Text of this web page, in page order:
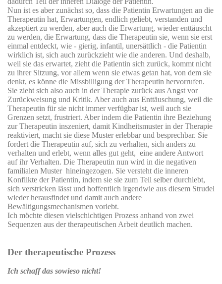
Nun ist es aber zunächst so, dass die Patientin Erwartungen an die
Therapeutin hat, Erwartungen, endlich geliebt, verstanden und
akzeptiert zu werden, aber auch die Erwartung, wieder enttäuscht
zu werden, die Erwartung, dass die Therapeutin sie, wenn sie erst
einmal entdeckt, wie - gierig, infantil, unersättlich - die Patientin
wirklich ist, sich auch zurückzieht wie die anderen. Und deshalb,
weil sie das erwartet, zieht die Patientin sich zurück, kommt nicht
zu ihrer Sitzung, vor allem wenn sie etwas getan hat, von dem sie
denkt, es könne die Missbilligung der Therapeutin hervorrufen.
Sie zieht sich also auch in der Therapie zurück aus Angst vor
Zurückweisung und Kritik. Aber auch aus Enttäuschung, weil die
Therapeutin für sie nicht immer verfügbar ist, weil auch sie
Grenzen setzt, frustriert. Aber indem die Patientin ihre Beziehung
zur Therapeutin inszeniert, damit Kindheitsmuster in der Therapie
reaktiviert, macht sie diese Muster erlebbar und besprechbar. Sie
fordert die Therapeutin auf, sich zu verhalten, sich anders zu
verhalten und erlebt, wenn alles gut geht, eine andere Antwort
auf ihr Verhalten. Die Therapeutin nun wird in die negativen
familialen Muster hineingezogen. Sie versteht die inneren
Konflikte der Patientin, indem sie sie zum Teil selber durchlebt,
sich verstricken lässt und hoffentlich irgendwie aus diesem Strudel
wieder herausfindet und damit auch andere
Bewältigungsmechanismen vorlebt.
Ich möchte diesen vielschichtigen Prozess anhand von zwei
Sequenzen aus der therapeutischen Arbeit deutlich machen.
Der therapeutische Prozess
Ich schaff das sowieso nicht!